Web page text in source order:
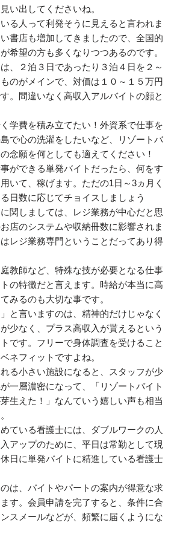
い出してくださいね。
る人って利発そうに見えると言われま
書店も増加してきましたので、全国的
希望の方も多くなりつつあるのです。
、２泊３日であったり３泊４日を２～
のがメインで、対価は１０～１５万円
。間違いなく高収入アルバイトの顔と
学費を積み立てたい！外資系で仕事を
で心の洗濯をしたいなど、リゾートバ
念願を何としても適えてください！
ができる単発バイトだったら、何をす
いて、稼げます。ただの1日～3ヵ月く
日数に応じてチョイスしましょう
関しましては、レジ業務が中心だと思
店のシステムや収納冊数に影響されま
レジ業務専門ということだってあり得
教師など、特殊な技が必要となる仕事
の特徴だと言えます。時給が本当に高
みるのも大切な事です。
と言いますのは、精神的だけじゃなく
少なく、プラス高収入が貰えるという
です。フリーで身体調査を受けること
ネフィットですよね。
る小さい施設になると、スタッフが少
一層濃密になって、「リゾートバイト
生えた！」なんていう嬉しい声も相当
ている看護士には、ダブルワークの人
アップのために、平日は常勤として現
日に単発バイトに精進している看護士
のは、バイトやパートの案内が得意な求
す。会員申請を完了すると、条件に合
スメールなどが、頻繁に届くようにな